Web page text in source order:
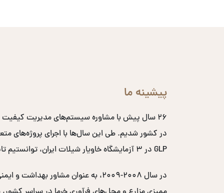
پیشینه ما
۲۶ سال پیش با مشاوره سیستم‌های مدیریت
GLP در ۳ آزمایشگاه خاویار شیلات ایران، توانستیم تایید اتحادیه اروپایی را اخذ کرده و کد EC خاویار ایران را دریافت کنیم.